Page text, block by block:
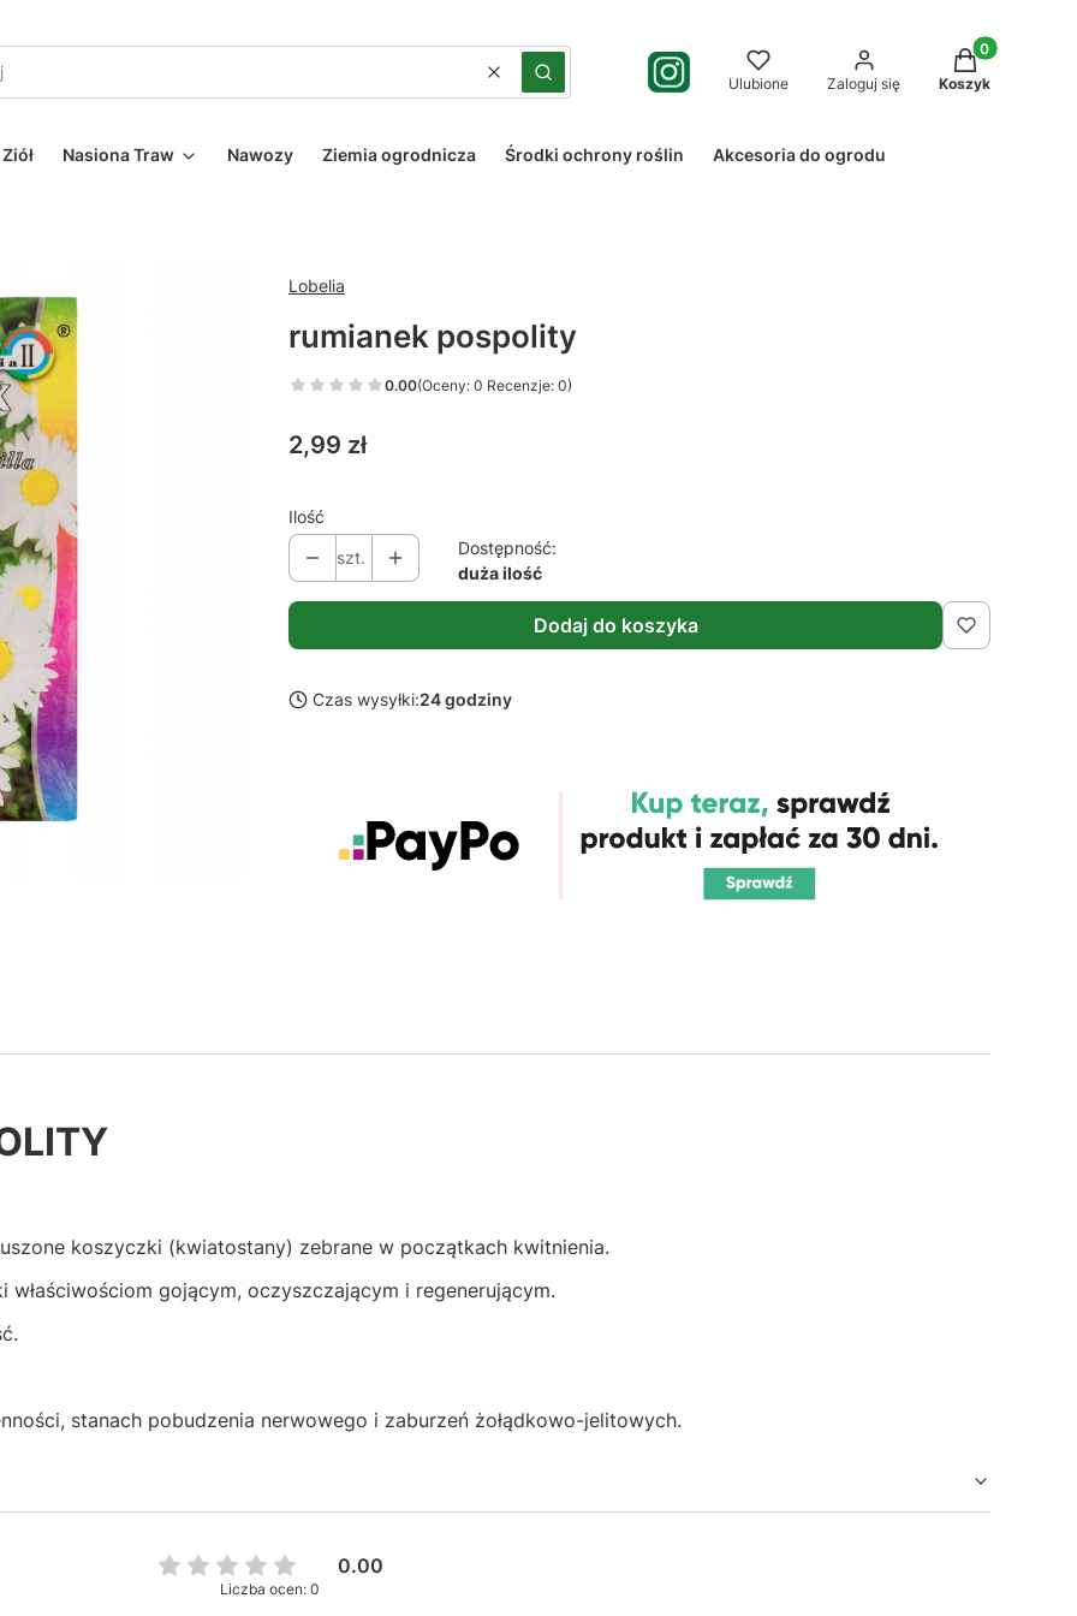
WyczyśćSzukaj Ulubione Zaloguj się
Produkty w
Koszyk
Nasiona Traw Nawozy Ziemia ogrodnicza Środki ochrony roślin Akcesoria do ogrodu
Lobelia
rumianek pospolity
0.00(Oceny: 0 Recenzje: 0)
Cena
2,99 zł
Ilość
szt.
Dostępność:
duża ilość
Dodaj do koszyka
Czas wysyłki:24 godziny
koszyczki (kwiatostany) zebrane w początkach kwitnienia.
właściwościom gojącym, oczyszczającym i regenerującym.
stanach pobudzenia nerwowego i zaburzeń żołądkowo-jelitowych.
0.00
Liczba ocen: 0